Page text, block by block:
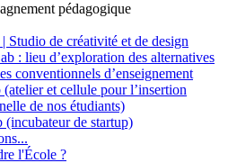
pédagogique
Studio de créativité et de design
: lieu d’exploration des alternatives
conventionnels d’enseignement
(atelier et cellule pour l’insertion
de nos étudiants)
(incubateur de startup)
l'École ?